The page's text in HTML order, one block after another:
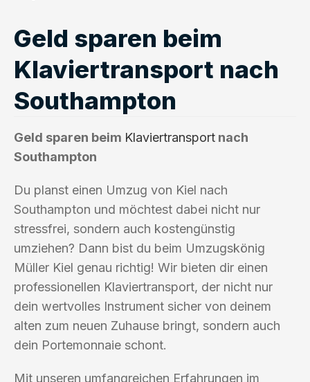
Geld sparen beim
Klaviertransport nach
Southampton
Geld sparen beim Klaviertransport nach
Southampton
Du planst einen Umzug von Kiel nach
Southampton und möchtest dabei nicht nur
stressfrei, sondern auch kostengünstig
umziehen? Dann bist du beim Umzugskönig
Müller Kiel genau richtig! Wir bieten dir einen
professionellen Klaviertransport, der nicht nur
dein wertvolles Instrument sicher von deinem
alten zum neuen Zuhause bringt, sondern auch
dein Portemonnaie schont.
Mit unseren umfangreichen Erfahrungen im